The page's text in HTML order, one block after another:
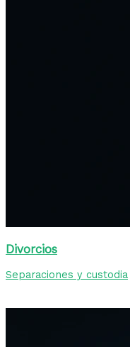
Divorcios
Separaciones y custodia